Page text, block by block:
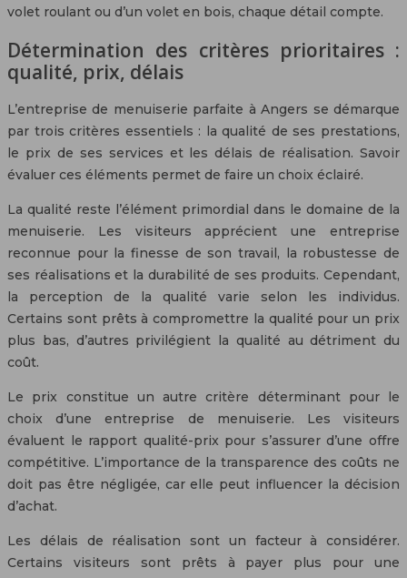
volet roulant ou d’un volet en bois, chaque détail compte.
Détermination des critères prioritaires :
qualité, prix, délais
L’entreprise de menuiserie parfaite à Angers se démarque
par trois critères essentiels : la qualité de ses prestations,
le prix de ses services et les délais de réalisation. Savoir
évaluer ces éléments permet de faire un choix éclairé.
La qualité reste l’élément primordial dans le domaine de la
menuiserie. Les visiteurs apprécient une entreprise
reconnue pour la finesse de son travail, la robustesse de
ses réalisations et la durabilité de ses produits. Cependant,
la perception de la qualité varie selon les individus.
Certains sont prêts à compromettre la qualité pour un prix
plus bas, d’autres privilégient la qualité au détriment du
coût.
Le prix constitue un autre critère déterminant pour le
choix d’une entreprise de menuiserie. Les visiteurs
évaluent le rapport qualité-prix pour s’assurer d’une offre
compétitive. L’importance de la transparence des coûts ne
doit pas être négligée, car elle peut influencer la décision
d’achat.
Les délais de réalisation sont un facteur à considérer.
Certains visiteurs sont prêts à payer plus pour une